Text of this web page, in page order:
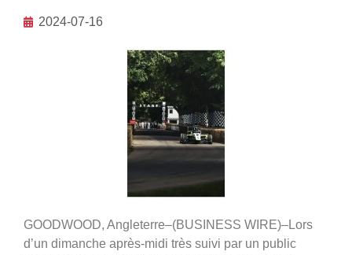
2024-07-16
GOODWOOD, Angleterre–(BUSINESS WIRE)–Lors
d’un dimanche après-midi très suivi par un public